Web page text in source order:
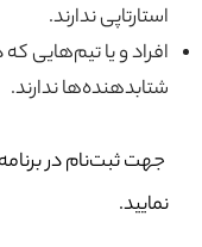
استارتاپی ندارند.
افراد و یا تیم‌هایی
شتابدهنده‌ها ندارند.
جهت ثبت‌نام در
نمایید.